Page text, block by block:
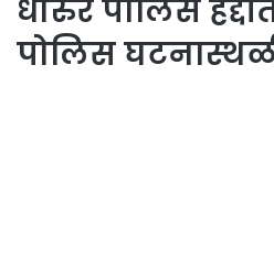
धारुर पोलिस
पोलिस